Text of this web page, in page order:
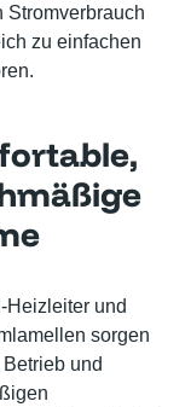
Stromverbrauch
zu einfachen
Heizleiter und
sorgen
und